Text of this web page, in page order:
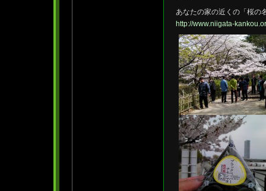
あなたの家の近くの「桜
http://www.niigata-